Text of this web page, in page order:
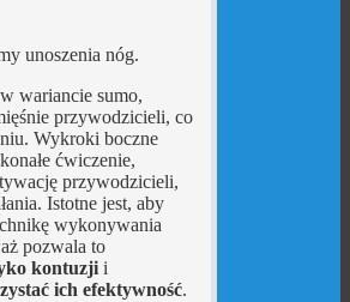
unoszenia nóg.
wariancie sumo,
przywodzicieli, co
Wykroki boczne
ćwiczenie,
przywodzicieli,
Istotne jest, aby
wykonywania
pozwala to
kontuzjii
ich efektywność.